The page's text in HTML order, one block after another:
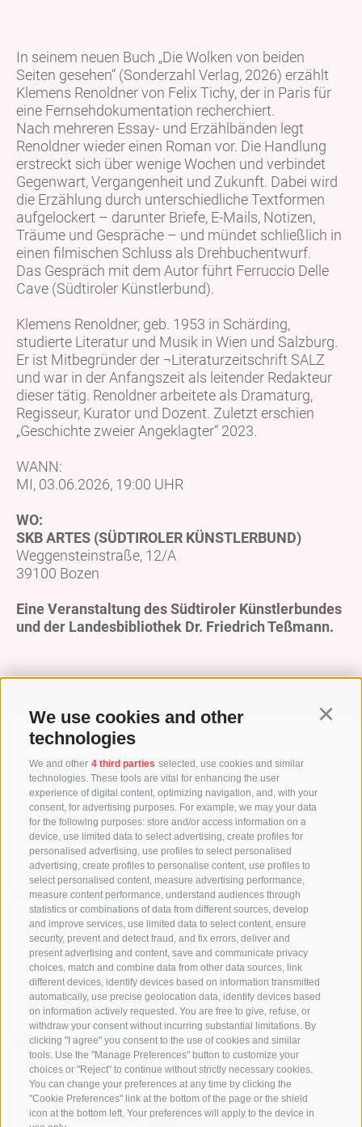
We use cookies and other
technologies
We and other 4 third parties selected, use cookies and similar
technologies. These tools are vital for enhancing the user
experience of digital content, optimizing navigation, and, with your
consent, for advertising purposes. For example, we may your data
for the following purposes: store and/or access information on a
device, use limited data to select advertising, create profiles for
personalised advertising, use profiles to select personalised
advertising, create profiles to personalise content, use profiles to
select personalised content, measure advertising performance,
measure content performance, understand audiences through
statistics or combinations of data from different sources, develop
and improve services, use limited data to select content, ensure
security, prevent and detect fraud, and fix errors, deliver and
present advertising and content, save and communicate privacy
choices, match and combine data from other data sources, link
different devices, identify devices based on information transmitted
automatically, use precise geolocation data, identify devices based
on information actively requested. You are free to give, refuse, or
withdraw your consent without incurring substantial limitations. By
clicking "I agree" you consent to the use of cookies and similar
tools. Use the "Manage Preferences" button to customize your
choices or "Reject" to continue without strictly necessary cookies.
You can change your preferences at any time by clicking the
"Cookie Preferences" link at the bottom of the page or the shield
icon at the bottom left. Your preferences will apply to the device in
In seinem neuen Buch „Die Wolken von beiden
Seiten gesehen“ (Sonderzahl Verlag, 2026) erzählt
Klemens Renoldner von Felix Tichy, der in Paris für
eine Fernsehdokumentation recherchiert.
Nach mehreren Essay- und Erzählbänden legt
Renoldner wieder einen Roman vor. Die Handlung
erstreckt sich über wenige Wochen und verbindet
Gegenwart, Vergangenheit und Zukunft. Dabei wird
die Erzählung durch unterschiedliche Textformen
aufgelockert – darunter Briefe, E-Mails, Notizen,
Träume und Gespräche – und mündet schließlich in
einen filmischen Schluss als Drehbuchentwurf.
Das Gespräch mit dem Autor führt Ferruccio Delle
Cave (Südtiroler Künstlerbund).
Klemens Renoldner, geb. 1953 in Schärding,
studierte Literatur und Musik in Wien und Salzburg.
Er ist Mitbegründer der ¬Literaturzeitschrift SALZ
und war in der Anfangszeit als leitender Redakteur
dieser tätig. Renoldner arbeitete als Dramaturg,
Regisseur, Kurator und Dozent. Zuletzt erschien
„Geschichte zweier Angeklagter“ 2023.
WANN:
MI, 03.06.2026, 19:00 UHR
WO:
SKB ARTES (SÜDTIROLER KÜNSTLERBUND)
Weggensteinstraße, 12/A
39100 Bozen
Eine Veranstaltung des Südtiroler Künstlerbundes
und der Landesbibliothek Dr. Friedrich Teßmann.
Dr. Friedrich Teßmann Library
A.-Diaz-Straße 8 / I-39100 Bozen
info@tessmann.it
+39 0471 471814
Follow us
Administration:
verwaltung@tessmann.it
verwaltung@pec.tessmann.it
Opening hours:
Monday to Friday from 9 am to 7 pm
Saturday from 9 am to 4 pm (in July and August from 9
am to 12.30 pm)
Partner